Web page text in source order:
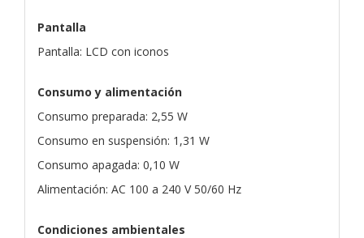
Pantalla
Pantalla: LCD con iconos
Consumo y alimentación
Consumo preparada: 2,55 W
Consumo en suspensión: 1,31 W
Consumo apagada: 0,10 W
Alimentación: AC 100 a 240 V 50/60 Hz
Condiciones ambientales